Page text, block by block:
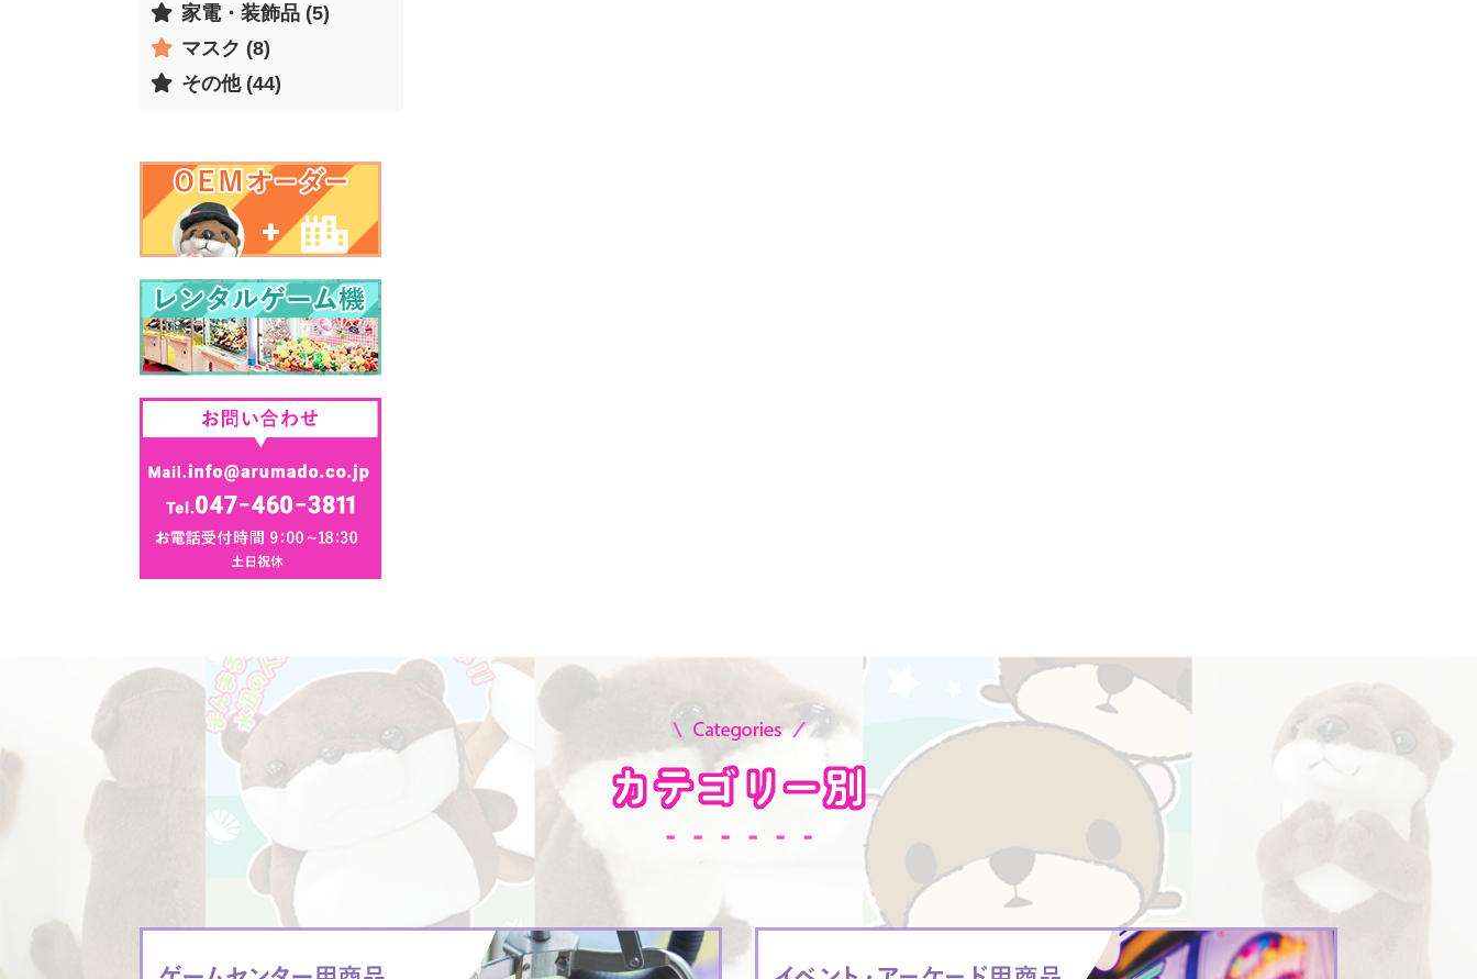
家電・装飾品 (5)
マスク (8)
その他 (44)